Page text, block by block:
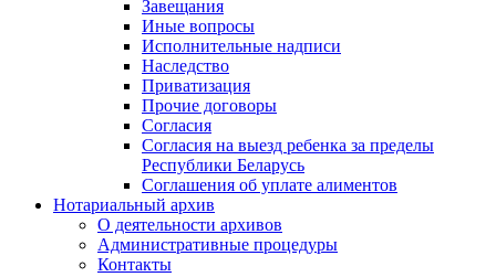
Завещания
Иные вопросы
Исполнительные надписи
Наследство
Приватизация
Прочие договоры
Согласия
Согласия на выезд ребенка за пределы
Республики Беларусь
Соглашения об уплате алиментов
Нотариальный архив
О деятельности архивов
Административные процедуры
Контакты